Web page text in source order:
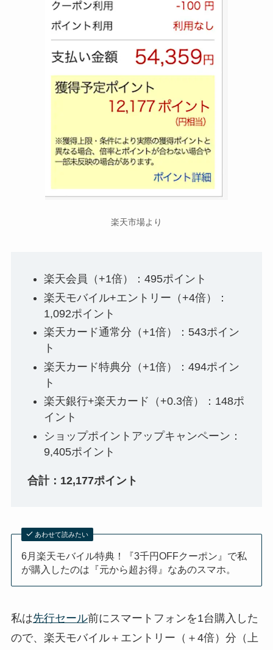
楽天市場より
楽天会員（+1倍）：495ポイント
楽天モバイル+エントリー（+4倍）：
1,092ポイント
楽天カード通常分（+1倍）：543ポイン
ト
楽天カード特典分（+1倍）：494ポイン
ト
楽天銀行+楽天カード（+0.3倍）：148ポ
イント
ショップポイントアップキャンペーン：
9,405ポイント
合計：12,177ポイント
あわせて読みたい
6月楽天モバイル特典！『3千円OFFクーポン』で私
が購入したのは『元から超お得』なあのスマホ。
私は先行セール前にスマートフォンを1台購入した
ので、楽天モバイル＋エントリー（＋4倍）分（上